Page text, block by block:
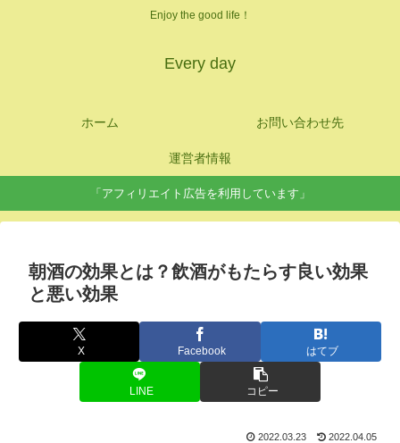
Enjoy the good life！
Every day
ホーム お問い合わせ先
運営者情報
「アフィリエイト広告を利用しています」
朝酒の効果とは？飲酒がもたらす良い効果
と悪い効果
X Facebook はてブ
LINE コピー
2022.03.23 2022.04.05